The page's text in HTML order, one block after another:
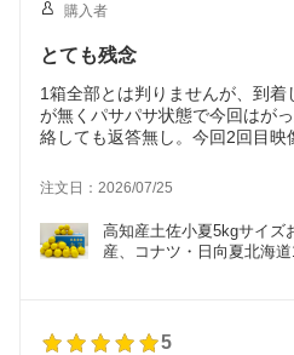
購入者
とても残念
1箱全部とは判りませんが、到
が無くパサパサ状態で今回はが
絡しても返答無し。今回2回目映
到着後は冷蔵保存していますが
しました。
注文日：2026/07/25
高知産土佐小夏5kgサイズ
産、コナツ・日向夏北海
5